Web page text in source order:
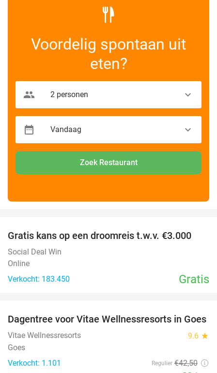
Voordelig spontaan uit
eten?
Zoek Restaurant
Gratis kans op een droomreis t.w.v. €3.000
Social Deal Win
Online
Verkocht: 183.450
Gratis
49%
Dagentree voor Vitae Wellnessresorts in Goes
Vitae Wellnessresorts 9.6 star
Goes
Verkocht: 1.101
Regulier €42,50